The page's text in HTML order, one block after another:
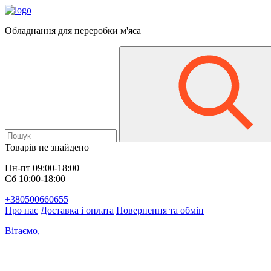
Обладнання для переробки м'яса
Товарів не знайдено
Пн-пт 09:00-18:00
Сб 10:00-18:00
+380500660655
Про нас Доставка і оплата Повернення та обмін
Вітаємо,